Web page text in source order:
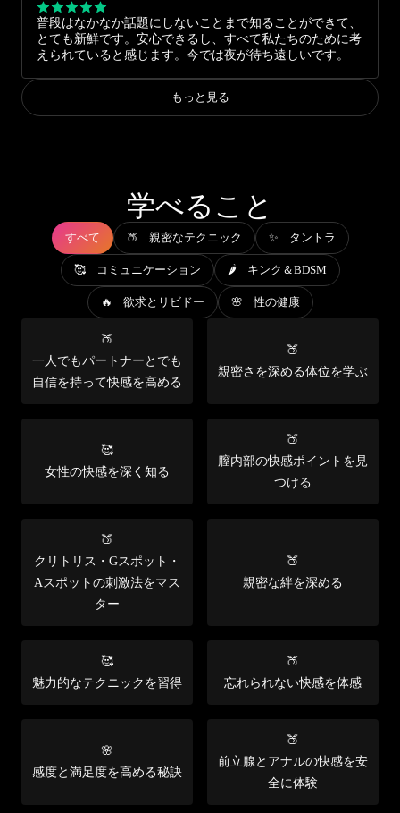
普段はなかなか話題にしないことまで知ることができて、
とても新鮮です。安心できるし、すべて私たちのために考
えられていると感じます。今では夜が待ち遠しいです。
もっと見る
学べること
すべて 🍑 親密なテクニック ✨ タントラ
🥰 コミュニケーション 🌶️ キンク＆BDSM
🔥 欲求とリビドー 🌸 性の健康
🍑
一人でもパートナーとでも
自信を持って快感を高める
🍑
親密さを深める体位を学ぶ
🥰
女性の快感を深く知る
🍑
膣内部の快感ポイントを見
つける
🍑
クリトリス・Gスポット・
Aスポットの刺激法をマス
ター
🍑
親密な絆を深める
🥰
魅力的なテクニックを習得
🍑
忘れられない快感を体感
🌸
感度と満足度を高める秘訣
🍑
前立腺とアナルの快感を安
全に体験